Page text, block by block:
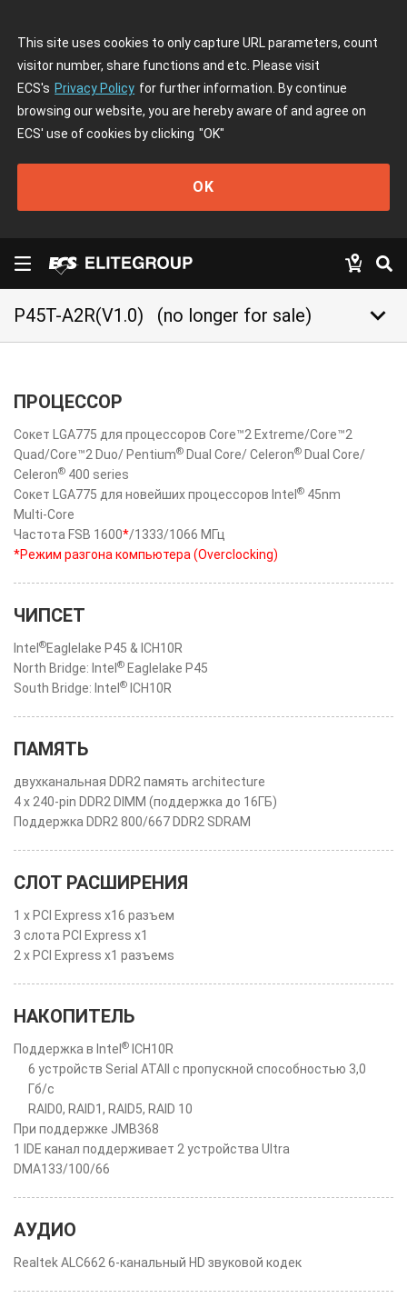
This site uses cookies to only capture URL parameters, count
visitor number, share functions and etc. Please visit
ECS's Privacy Policy for further information. By continue
browsing our website, you are hereby aware of and agree on
ECS' use of cookies by clicking "OK"
OK
P45T-A2R(V1.0) (no longer for sale) keyboard_arrow_down
ПРОЦЕССОР
Сокет LGA775 для процессоров Core™2 Extreme/Core™2
Quad/Core™2 Duo/ Pentium® Dual Core/ Celeron® Dual Core/
Celeron® 400 series
Сокет LGA775 для новейших процессоров Intel ® 45nm
Multi-Core
Частота FSB 1600*/1333/1066 МГц
*Режим разгона компьютера (Overclocking)
ЧИПСЕТ
Intel ®Eaglelake P45 & ICH10R
North Bridge: Intel ® Eaglelake P45
South Bridge: Intel ® ICH10R
ПАМЯТЬ
двухканальная DDR2 память architecture
4 x 240-pin DDR2 DIMM (поддержка до 16ГБ)
Поддержка DDR2 800/667 DDR2 SDRAM
СЛОТ РАСШИРЕНИЯ
1 x PCI Express x16 разъем
3 слота PCI Express x1
2 x PCI Express x1 разъемs
НАКОПИТЕЛЬ
Поддержка в Intel ® ICH10R
6 устройств Serial ATAII с пропускной способностью 3,0
Гб/с
RAID0, RAID1, RAID5, RAID 10
При поддержке JMB368
1 IDE канал поддерживает 2 устройства Ultra
DMA133/100/66
АУДИО
Realtek ALC662 6-канальный HD звуковой кодек